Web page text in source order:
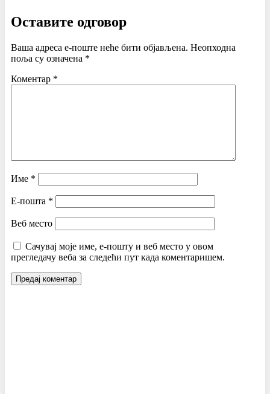
Оставите одговор
Ваша адреса е-поште неће бити објављена. Неопходна
поља су означена *
Коментар *
Име *
Е-пошта *
Веб место
Сачувај моје име, е-пошту и веб место у овом
прегледачу веба за следећи пут када коментаришем.